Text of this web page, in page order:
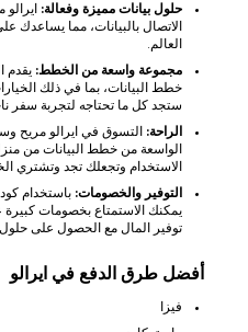
حلول بيانات مميزة وفعالة:
الاتصال بالبيانات، مما
العالم.
مجموعة واسعة من الخطط: يقدم
خطط البيانات، بما في ذلك
ستجد كل ما تحتاجه لتجربة سفر
الراحة: التسوق في ايرالو مريح
الواسعة من خطط البيانات من
الاستخدام وتجعلك تجد وتشتري
التوفير والخصومات: باستخدام
يمكنك الاستمتاع بخصومات
توفير المال مع الحصول على حلول
أفضل طرق الدفع في ايرالو
فيزا